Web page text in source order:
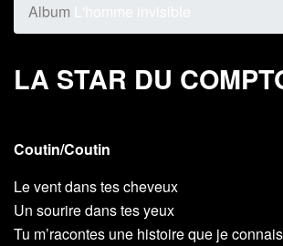
Album
LA STAR DU
Coutin/Coutin
Le vent dans tes cheveux
Un sourire dans tes yeux
Tu m’racontes une histoire que je